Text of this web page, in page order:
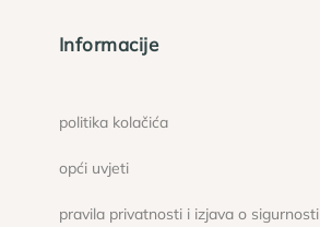
Informacije
politika kolačića
opći uvjeti
pravila privatnosti i izjava o sigurnosti